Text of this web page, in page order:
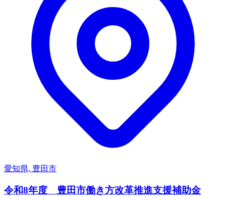
愛知県, 豊田市
令和8年度 豊田市働き方改革推進支援補助金